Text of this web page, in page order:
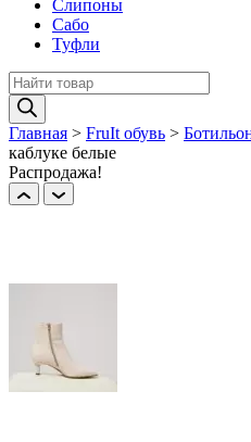
Слипоны
Сабо
Туфли
Поиск
товаров
Главная > FruIt обувь >
каблуке белые
Распродажа!